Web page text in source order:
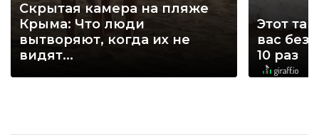
Скрытая камера на пляже
Крыма: Что люди
вытворяют, когда их не
видят...
Этот
вас без
10 раз